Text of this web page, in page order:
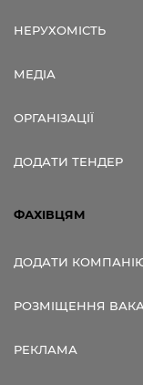
НЕРУХОМІСТЬ
МЕДІА
ОРГАНІЗАЦІЇ
ДОДАТИ ТЕНДЕР
ФАХІВЦЯМ
ДОДАТИ
РОЗМІЩЕННЯ
РЕКЛАМА